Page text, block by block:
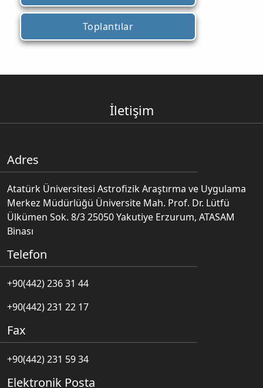
Toplantılar
İletişim
Adres
Atatürk Üniversitesi Astrofizik Araştırma ve Uygulama
Merkez Müdürlüğü Üniversite Mah. Prof. Dr. Lütfü
Ülkümen Sok. 8/3 25050 Yakutiye Erzurum, ATASAM
Binası
Telefon
+90(442) 236 31 44
+90(442) 231 22 17
Fax
+90(442) 231 59 34
Elektronik Posta